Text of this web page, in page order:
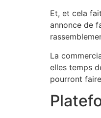
Et, et cela
annonce de
La
elles temps
pourront